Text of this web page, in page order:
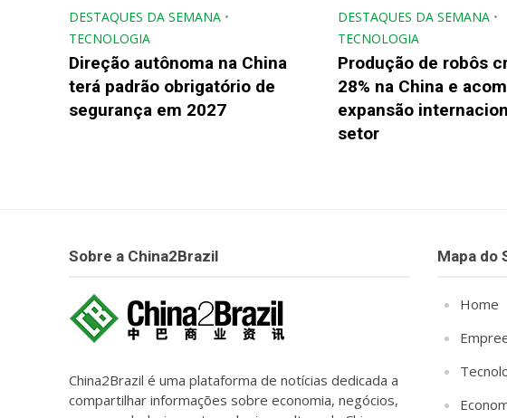
DESTAQUES DA SEMANA •
TECNOLOGIA
Direção autônoma na China
terá padrão obrigatório de
segurança em 2027
DESTAQUES DA SEMANA •
TECNOLOGIA
Produção de robôs
28% na China e
expansão
setor
Sobre a China2Brazil
China2Brazil é uma plataforma de notícias dedicada a
compartilhar informações sobre economia, negócios,
Mapa do
Home